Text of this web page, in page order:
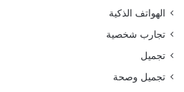
الهواتف الذكية
تجارب شخصية
تجميل
تجميل وصحة